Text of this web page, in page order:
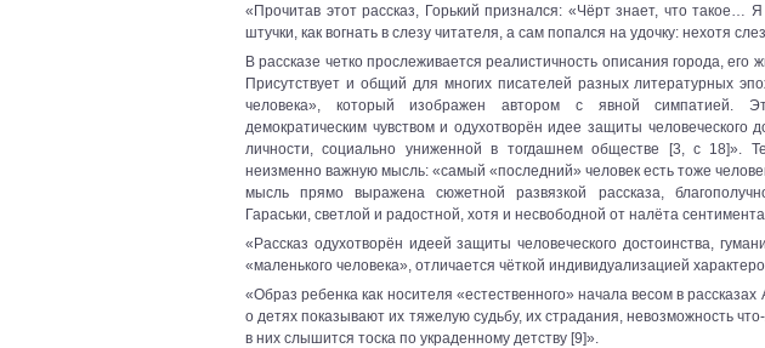
«Прочитав этот рассказ, Горький признался: «Чёрт знает, что такое…
штучки, как вогнать в слезу читателя, а сам попался на удочку: нехотя
В рассказе четко прослеживается реалистичность описания города, его
Присутствует и общий для многих писателей разных литературных
человека», который изображен автором с явной симпатией.
демократическим чувством и одухотворён идее защиты человеческого
личности, социально униженной в тогдашнем обществе [3, с 18]».
неизменно важную мысль: «самый «последний» человек есть тоже
мысль прямо выражена сюжетной развязкой рассказа,
Гараськи, светлой и радостной, хотя и несвободной от налёта
«Рассказ одухотворён идеей защиты человеческого достоинства,
«маленького человека», отличается чёткой индивидуализацией
«Образ ребенка как носителя «естественного» начала весом в
о детях показывают их тяжелую судьбу, их страдания, невозможность
в них слышится тоска по украденному детству [9]».